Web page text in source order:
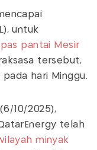
untuk
pantai Mesir
tersebut,
hari Minggu.
10/2025),
telah
minyak